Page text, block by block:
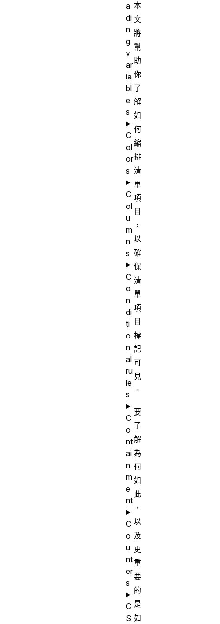
本
文
將
幫
助
你
了
解
如
何
縮
排
清
單
項
目
，
以
確
保
清
單
項
目
標
記
可
見
。
要
了
解
為
何
如
此
，
以
及
更
重
要
的
是
如
a
di
n
g
v
ar
ia
bl
e
s
C
ol
or
s
C
ol
u
m
n
s
C
o
n
di
ti
o
n
al
ru
le
s
C
o
nt
ai
n
m
e
nt
C
o
u
nt
er
s
C
S